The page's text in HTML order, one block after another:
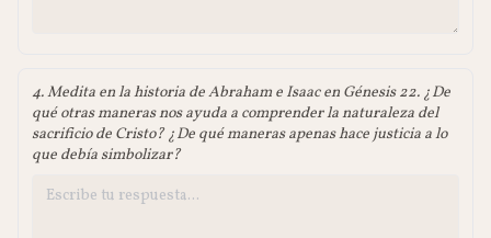
4. Medita en la historia de Abraham e Isaac en Génesis 22. ¿De
qué otras maneras nos ayuda a comprender la naturaleza del
sacrificio de Cristo? ¿De qué maneras apenas hace justicia a lo
que debía simbolizar?